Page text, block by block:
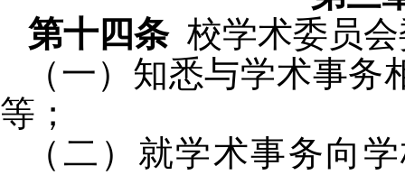
第十四条 校学术委员
（一） 知悉与学术事务
等；
（二） 就学术事务向